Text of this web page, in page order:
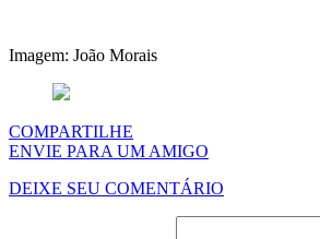
Imagem: João Morais
COMPARTILHE
ENVIE PARA UM AMIGO
DEIXE SEU COMENTÁRIO